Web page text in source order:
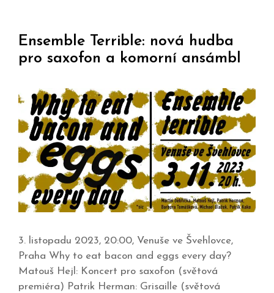
Ensemble Terrible: nová hudba
pro saxofon a komorní ansámbl
3. listopadu 2023, 20:00, Venuše ve Švehlovce,
Praha Why to eat bacon and eggs every day?
Matouš Hejl: Koncert pro saxofon (světová
premiéra) Patrik Herman: Grisaille (světová